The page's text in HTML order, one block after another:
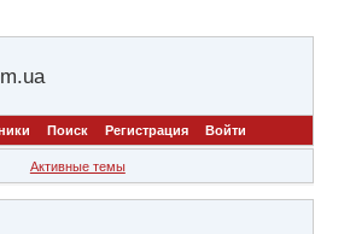
Поиск Регистрация Войти
Активные темы